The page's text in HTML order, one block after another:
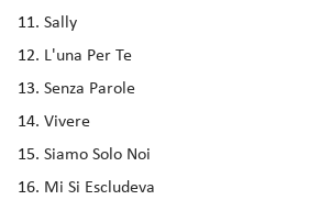
Sally
L'una Per Te
Senza Parole
Vivere
Siamo Solo Noi
Mi Si Escludeva